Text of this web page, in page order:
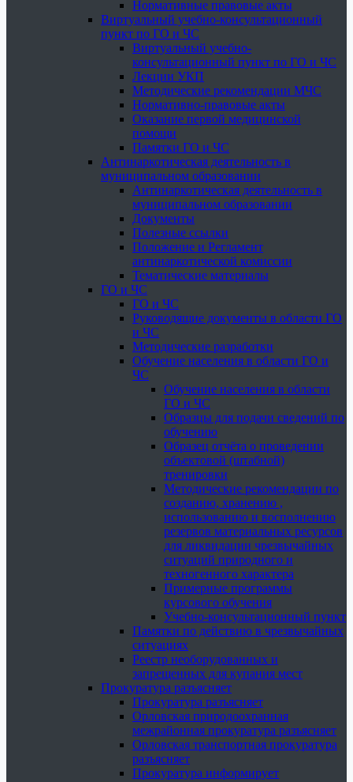
Нормативные правовые акты
Виртуальный учебно-консультационный
пункт по ГО и ЧС
Виртуальный учебно-
консультационный пункт по ГО и ЧС
Лекции УКП
Методические рекомендации МЧС
Нормативно-правовые акты
Оказание первой медицинской
помощи
Памятки ГО и ЧС
Антинаркотическая деятельность в
муниципальном образовании
Антинаркотическая деятельность в
муниципальном образовании
Документы
Полезные ссылки
Положение и Регламент
антинаркотической комиссии
Тематические материалы
ГО и ЧС
ГО и ЧС
Руководящие документы в области ГО
и ЧС
Методические разработки
Обучение населения в области ГО и
ЧС
Обучение населения в области
ГО и ЧС
Образцы для подачи сведений по
обучению
Образец отчёта о проведении
объектовой (штабной)
тренировки
Методические рекомендации по
созданию, хранению ,
использованию и восполнению
резервов материальных ресурсов
для ликвидации чрезвычайных
ситуаций природного и
техногенного характера
Примерные программы
курсового обучения
Учебно-консультационный пункт
Памятки по действию в чрезвычайных
ситуациях
Реестр необорудованных и
запрещенных для купания мест
Прокуратура разъясняет
Прокуратура разъясняет
Орловская природоохранная
межрайонная прокуратура разъясняет
Орловская транспортная прокуратура
разъясняет
Прокуратура информирует